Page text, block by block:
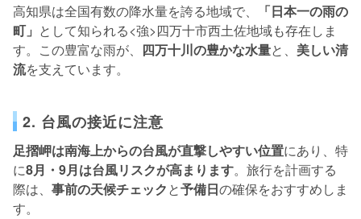
高知県は全国有数の降水量を誇る地域で、
「日本一の雨の
町」 として知られる<強>四万十市西土佐地域も存在しま
す。この豊富な雨が、 四万十川の豊かな水量と、 美しい清
流を支えています。
2. 台風の接近に注意
足摺岬は南海上からの台風が直撃しやすい位置にあり、特
に8月・9月は台風リスクが高まります。旅行を計画する
際は、 事前の天候チェックと予備日の確保をおすすめしま
す。